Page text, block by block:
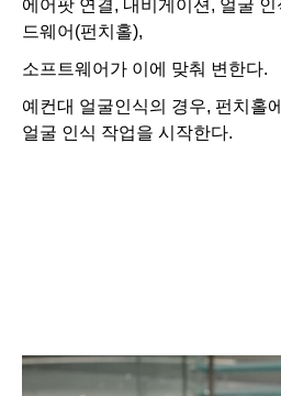
에어팟 연결, 내비게이션, 얼굴
드웨어(펀치홀),
소프트웨어가 이에 맞춰 변한다.
예컨대 얼굴인식의 경우, 펀치홀
얼굴 인식 작업을 시작한다.